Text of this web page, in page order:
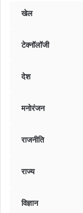
खेल
टेक्नॉलॉजी
देश
मनोरंजन
राजनीति
राज्य
विज्ञान